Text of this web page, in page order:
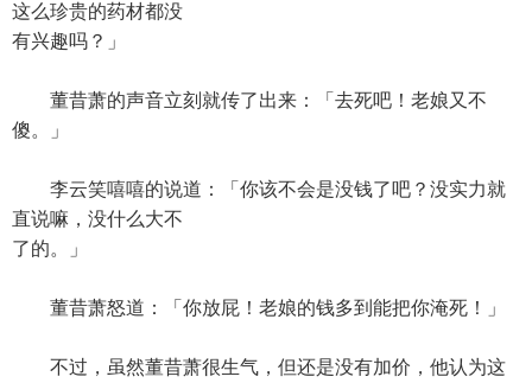
这么珍贵的药材都没
有兴趣吗？」
董昔萧的声音立刻就传了出来：「去死吧！老娘又不
傻。」
李云笑嘻嘻的说道：「你该不会是没钱了吧？没实力就
直说嘛，没什么大不
了的。」
董昔萧怒道：「你放屁！老娘的钱多到能把你淹死！」
不过，虽然董昔萧很生气，但还是没有加价，他认为这